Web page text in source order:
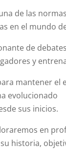
de las
en el mundo
de
y
mantener el
evolucionado
sus inicios.
en
historia,